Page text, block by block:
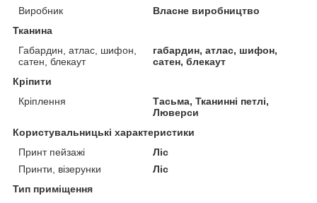
Виробник
Власне виробництво
Тканина
Габардин, атлас, шифон,
сатен, блекаут
габардин, атлас, шифон,
сатен, блекаут
Кріпити
Кріплення
Тасьма, Тканинні петлі,
Люверси
Користувальницькі характеристики
Принт пейзажі
Ліс
Принти, візерунки
Ліс
Тип приміщення